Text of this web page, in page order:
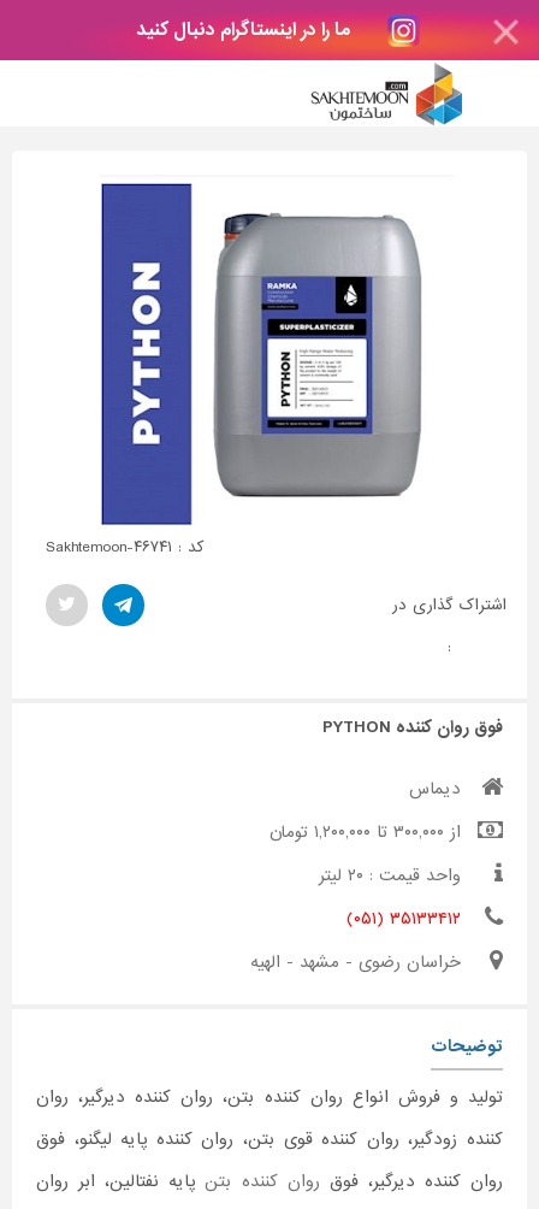
ما را در اینستاگرام دنبال کنید
کد : Sakhtemoon-۴۶۷۴۱
اشتراک گذاری در
:
فوق روان کننده PYTHON
دیماس
از ۳۰۰,۰۰۰ تا ۱,۲۰۰,۰۰۰ تومان
واحد قیمت : ۲۰ لیتر
۳۵۱۳۳۴۱۲ (۰۵۱)
خراسان رضوی - مشهد - الهیه
توضیحات
تولید و فروش انواع روان کننده بتن، روان کننده دیرگیر، روان
کننده زودگیر، روان کننده قوی بتن، روان کننده پایه لیگنو، فوق
روان کننده دیرگیر، فوق روان کننده بتنپایه نفتالین، ابر روان